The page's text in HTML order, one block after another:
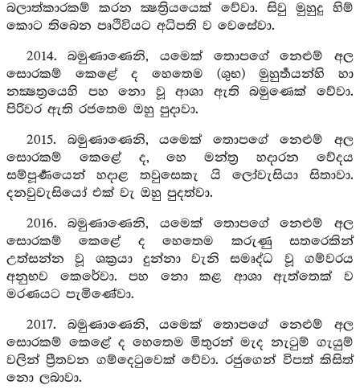
බලාත්කාරකම් කරන ක්‍ෂත්‍රියයෙක් වේවා. සිවු මුහුදු හිම්
කොට තිබෙන පෘථිවියට අධිපති ව වෙසේවා.
2014. බමුණාණෙනි, යමෙක් තොපගේ නෙළුම් අල
සොරකම් කෙළේ ද හෙතෙම (ශුභ) මුහුර්‍තයන්හි හා
නක්‍ෂත්‍රයෙහි පහ නො වූ ආශා ඇති බමුණෙක් වේවා.
පිරිවර ඇති රජතෙම ඔහු පුදාවා.
2015. බමුණාණෙනි, යමෙක් තොපගේ නෙළුම් අල
සොරකම් කෙළේ ද, හෙ මන්ත්‍ර හදාරන වේදය
සම්පූර්‍ණයෙන් හදාළ තවුසෙකැ යි ලෝවැසියා සිතාවා.
දනවුවැසියෝ එක් වැ ඔහු පුදත්වා.
2016. බමුණාණෙනි, යමෙක් තොපගේ නෙළුම් අල
සොරකම් කෙළේ ද හෙතෙම කරුණු සතරෙකින්
උත්සන්න වූ ශක්‍රයා දුන්නා වැනි සමෘද්ධ වූ ගම්වරය
අනුභව කෙරේවා. පහ නො කළ ආශා ඇත්තෙක් ව
මරණයට පැමිණේවා.
2017. බමුණාණෙනි, යමෙක් තොපගේ නෙළුම් අල
සොරකම් කෙළේ ද හෙතෙම මිතුරන් මැද නැටුම් ගැයුම්
වලින් ප්‍රීතවන ගම්දෙටුවෙක් වේවා. රජුගෙන් විපත් කිසිත්
නො ලබාවා.